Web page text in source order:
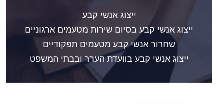
ייצוג אנשי קבע
ייצוג אנשי קבע בסיום שירות מטעמים ארגוניים
שחרור אנשי קבע מטעמים תפקודיים
ייצוג אנשי קבע בוועדת הערר ובבתי המשפט